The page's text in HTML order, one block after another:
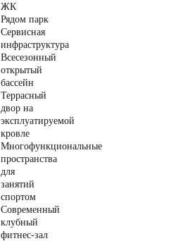
ЖК
Рядом парк
Сервисная
инфраструктура
Всесезонный
открытый
бассейн
Террасный
двор на
эксплуатируемой
кровле
Многофункциональные
пространства
для
занятий
спортом
Современный
клубный
фитнес-зал